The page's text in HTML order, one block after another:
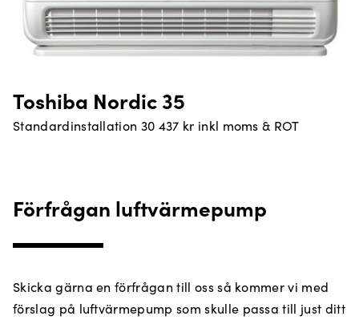
Toshiba Nordic 35
Standardinstallation 30 437 kr inkl moms & ROT
Förfrågan luftvärmepump
Skicka gärna en förfrågan till oss så kommer vi med
förslag på luftvärmepump som skulle passa till just ditt